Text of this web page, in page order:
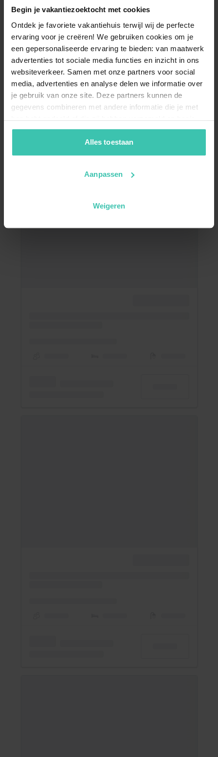
Begin je vakantiezoektocht met cookies
Ontdek je favoriete vakantiehuis terwijl wij de perfecte
ervaring voor je creëren! We gebruiken cookies om je
een gepersonaliseerde ervaring te bieden: van maatwerk
advertenties tot sociale media functies en inzicht in ons
websiteverkeer. Samen met onze partners voor social
media, advertenties en analyse delen we informatie over
je gebruik van onze site. Deze partners kunnen de
gegevens combineren met andere informatie die je met
hen hebt gedeeld of die zij hebben verzameld op basis
van je gebruik van hun diensten. Zo zorgen we ervoor dat
jouw vakantiezoektocht soepel en op maat verloopt!
Alles toestaan
Aanpassen
Weigeren